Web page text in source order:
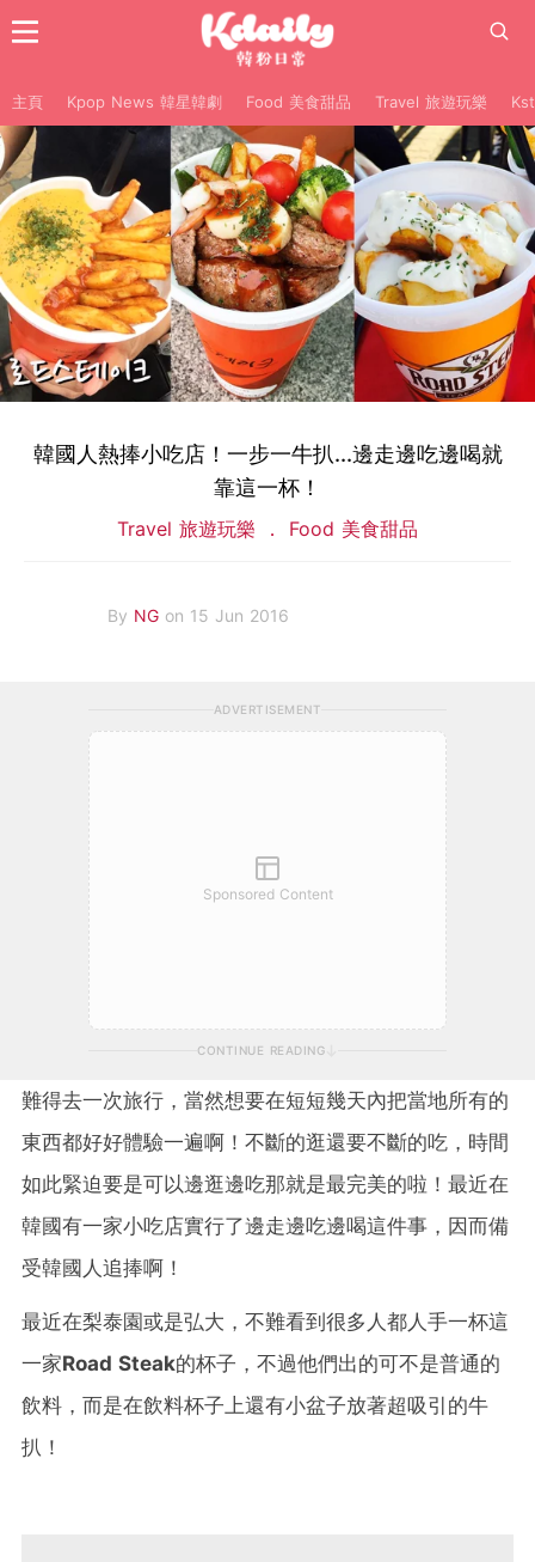
主頁 Kpop News 韓星韓劇 Food 美食甜品 Travel 旅遊玩樂
韓國人熱捧小吃店！一步一牛扒...邊走邊吃邊喝就
靠這一杯！
Travel 旅遊玩樂 Food 美食甜品
By NG on 15 Jun 2016
ADVERTISEMENT
Sponsored Content
CONTINUE READING
難得去一次旅行，當然想要在短短幾天內把當地所有的
東西都好好體驗一遍啊！不斷的逛還要不斷的吃，時間
如此緊迫要是可以邊逛邊吃那就是最完美的啦！最近在
韓國有一家小吃店實行了邊走邊吃邊喝這件事，因而備
受韓國人追捧啊！
最近在梨泰園或是弘大，不難看到很多人都人手一杯這
一家Road Steak的杯子，不過他們出的可不是普通的
飲料，而是在飲料杯子上還有小盆子放著超吸引的牛
扒！